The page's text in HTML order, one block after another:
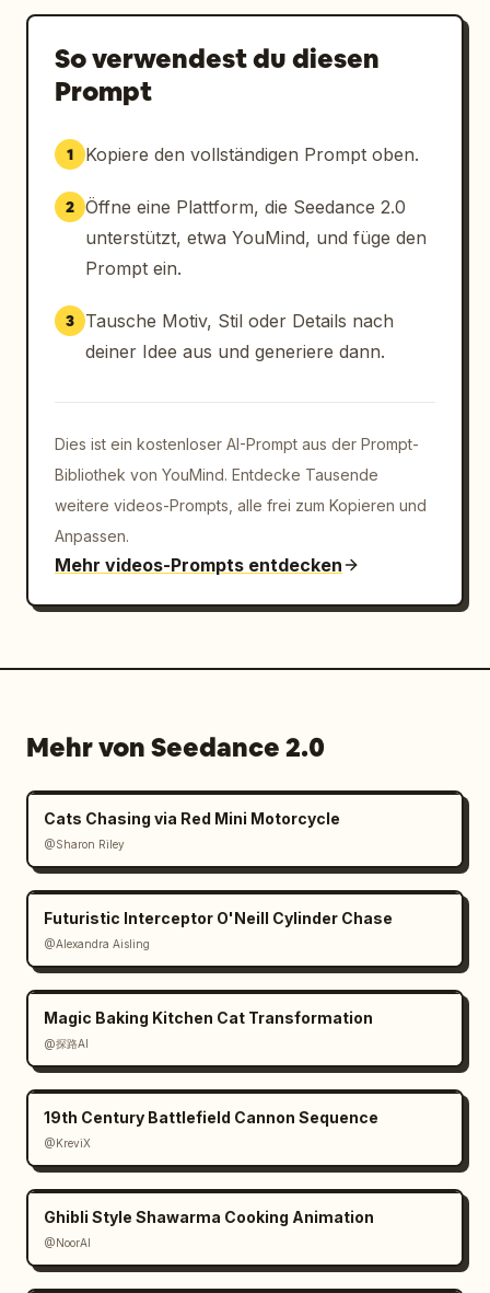
So verwendest du diesen
Prompt
1 Kopiere den vollständigen Prompt oben.
2 Öffne eine Plattform, die Seedance 2.0
unterstützt, etwa YouMind, und füge den
Prompt ein.
3
Tausche Motiv, Stil oder Details nach
deiner Idee aus und generiere dann.
Dies ist ein kostenloser AI-Prompt aus der Prompt-
Bibliothek von YouMind. Entdecke Tausende
weitere videos-Prompts, alle frei zum Kopieren und
Anpassen.
Mehr videos-Prompts entdecken
Mehr von Seedance 2.0
Cats Chasing via Red Mini Motorcycle
@Sharon Riley
Futuristic Interceptor O'Neill Cylinder Chase
@Alexandra Aisling
Magic Baking Kitchen Cat Transformation
@探路AI
19th Century Battlefield Cannon Sequence
@KreviX
Ghibli Style Shawarma Cooking Animation
@NoorAI